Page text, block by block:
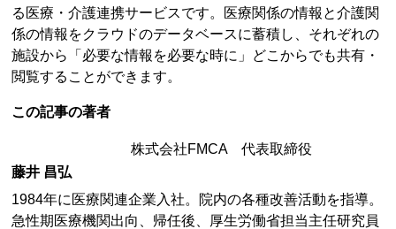
る医療・介護連携サービスです。医療関係の情報と介護関
係の情報をクラウドのデータベースに蓄積し、それぞれの
施設から「必要な情報を必要な時に」どこからでも共有・
閲覧することができます。
この記事の著者
株式会社FMCA 代表取締役
藤井 昌弘
1984年に医療関連企業入社。院内の各種改善活動を指導。
急性期医療機関出向、帰任後、厚生労働省担当主任研究員